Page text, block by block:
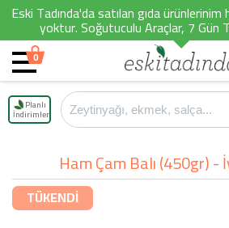
Eski Tadında'da satılan gıda
yoktur. Soğutuculu Araçlar, 7 Gün
0
Planlı
İndirimler
Ham Çam Balı (450gr) -
TÜKENDİ